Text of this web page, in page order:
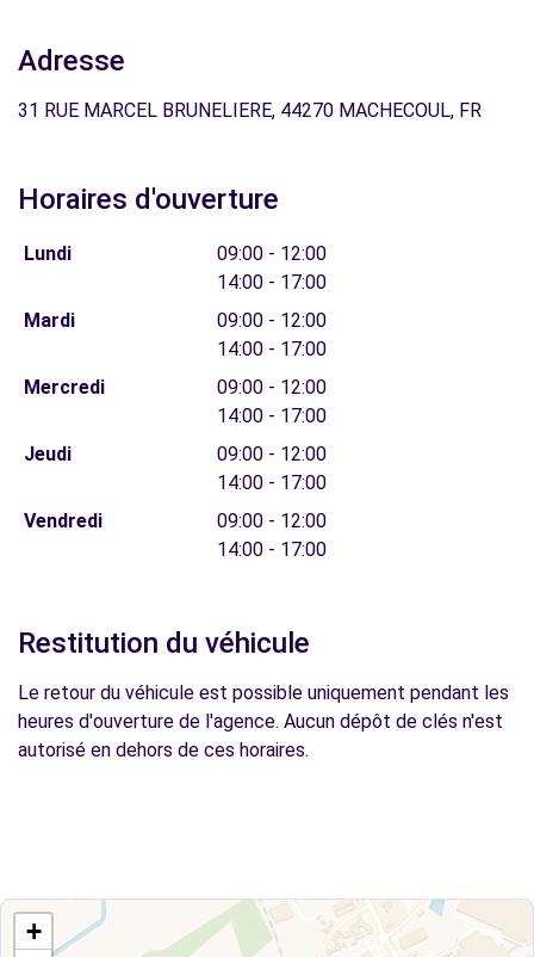
Adresse
31 RUE MARCEL BRUNELIERE, 44270 MACHECOUL, FR
Horaires d'ouverture
Lundi
09:00 - 12:00
14:00 - 17:00
Mardi
09:00 - 12:00
14:00 - 17:00
Mercredi
09:00 - 12:00
14:00 - 17:00
Jeudi
09:00 - 12:00
14:00 - 17:00
Vendredi
09:00 - 12:00
14:00 - 17:00
Restitution du véhicule
Le retour du véhicule est possible uniquement pendant les
heures d'ouverture de l'agence. Aucun dépôt de clés n'est
autorisé en dehors de ces horaires.
+